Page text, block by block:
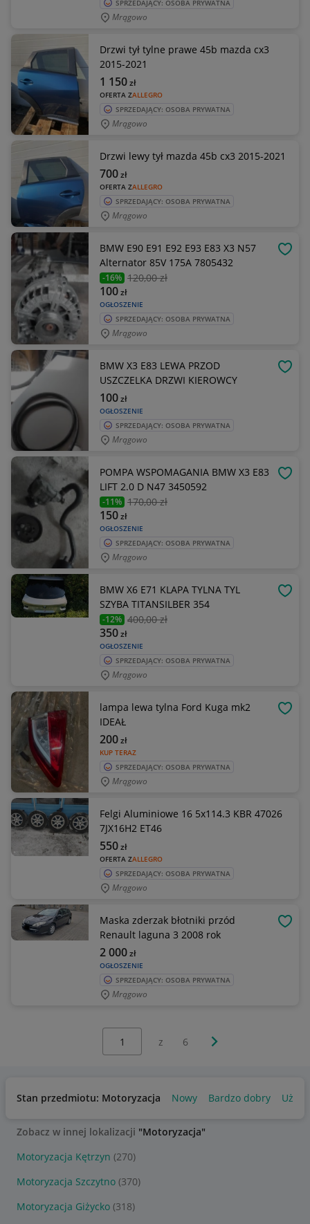
SPRZEDAJĄCY: OSOBA PRYWATNA
Mrągowo
Drzwi tył tylne prawe 45b mazda cx3
2015-2021
OFERTA ZALLEGRO
1 150zł
SPRZEDAJĄCY: OSOBA PRYWATNA
Mrągowo
Drzwi lewy tył mazda 45b cx3 2015-2021
OFERTA ZALLEGRO
700zł
SPRZEDAJĄCY: OSOBA PRYWATNA
Mrągowo
BMW E90 E91 E92 E93 E83 X3 N57
Alternator 85V 175A 7805432
-16% 120,00 zł
OGŁOSZENIE
100zł
SPRZEDAJĄCY: OSOBA PRYWATNA
Mrągowo
BMW X3 E83 LEWA PRZOD
USZCZELKA DRZWI KIEROWCY
OGŁOSZENIE
100zł
SPRZEDAJĄCY: OSOBA PRYWATNA
Mrągowo
POMPA WSPOMAGANIA BMW X3 E83
LIFT 2.0 D N47 3450592
-11% 170,00 zł
OGŁOSZENIE
150zł
SPRZEDAJĄCY: OSOBA PRYWATNA
Mrągowo
BMW X6 E71 KLAPA TYLNA TYL
SZYBA TITANSILBER 354
-12% 400,00 zł
OGŁOSZENIE
350zł
SPRZEDAJĄCY: OSOBA PRYWATNA
Mrągowo
lampa lewa tylna Ford Kuga mk2
IDEAŁ
KUP TERAZ
200zł
SPRZEDAJĄCY: OSOBA PRYWATNA
Mrągowo
Felgi Aluminiowe 16 5x114.3 KBR 47026
7JX16H2 ET46
OFERTA ZALLEGRO
550zł
SPRZEDAJĄCY: OSOBA PRYWATNA
Mrągowo
Maska zderzak błotniki przód
Renault laguna 3 2008 rok
OGŁOSZENIE
2 000zł
SPRZEDAJĄCY: OSOBA PRYWATNA
Mrągowo
z 6 Następna strona
Stan przedmiotu: Motoryzacja Nowy Bardzo dobry
Zobacz w innej lokalizacji "Motoryzacja"
Motoryzacja Kętrzyn (270)
Motoryzacja Szczytno (370)
Motoryzacja Giżycko (318)